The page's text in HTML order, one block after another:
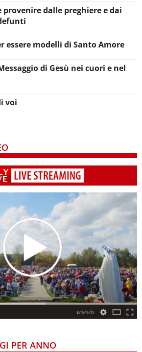
provenire dalle preghiere e dai
essere modelli di Santo Amore
di Gesù nei cuori e nel
voi
PER ANNO